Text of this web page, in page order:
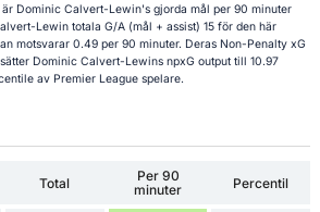
är Dominic Calvert-Lewin's gjorda mål per 90 minuter
Lewin totala G/A (mål + assist) 15 för den här
motsvarar 0.49 per 90 minuter. Deras Non-Penalty xG
Dominic Calvert-Lewins npxG output till 10.97
av Premier League spelare.
Total
Per 90
minuter
Percentil